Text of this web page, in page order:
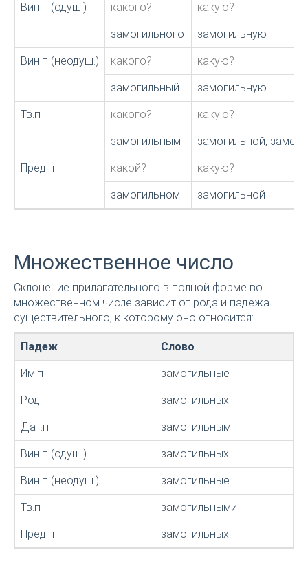
Вин.п (одуш.) какого? какую?
замогильного замогильную
Вин.п (неодуш.) какого? какую?
замогильный замогильную
Тв.п какого? какую?
замогильным замогильной,
Пред.п какой? какую?
замогильном замогильной
Множественное число
Склонение прилагательного в полной форме во
множественном числе зависит от рода и падежа
существительного, к которому оно относится:
Падеж Слово
Им.п замогильные
Род.п замогильных
Дат.п замогильным
Вин.п (одуш.) замогильных
Вин.п (неодуш.) замогильные
Тв.п замогильными
Пред.п замогильных